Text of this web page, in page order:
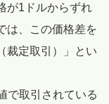
が1ドルからずれ
は、この価格差を
裁定取引）」とい
で取引されている